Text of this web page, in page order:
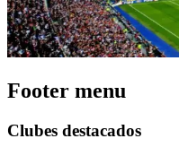
Footer menu
Clubes destacados